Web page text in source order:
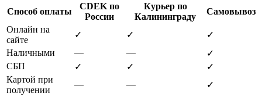
Способ оплаты
CDEK по
России
Курьер по
Калининграду
Самовывоз
Онлайн на
сайте
✓ ✓
✓
Наличными
— —
✓
СБП
✓ ✓
✓
Картой при
получении
— —
✓